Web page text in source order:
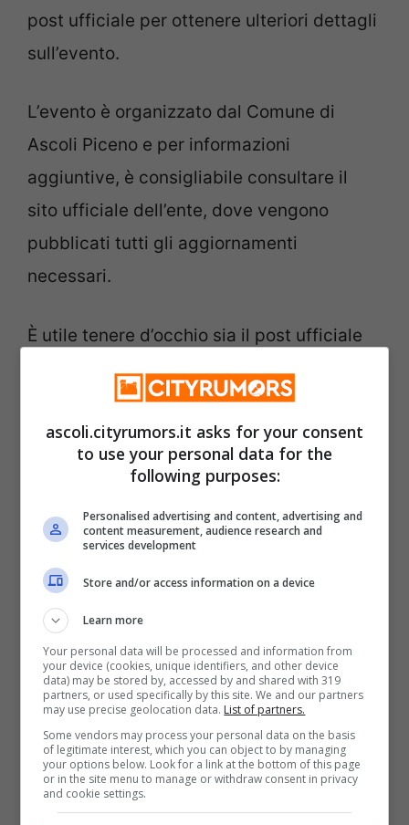
post ufficiale per ottenere ulteriori dettagli
sull’evento.
L’evento è organizzato dal Comune di
Ascoli Piceno e per informazioni
aggiuntive, è consigliabile consultare il
sito ufficiale dell’ente, dove vengono
pubblicati tutti gli aggiornamenti
necessari.
È utile tenere d’occhio sia il post ufficiale
modo da rimanere aggiornati su eventuali
notizie o modifiche al programma previsto.
San Benedetto del Tronto, ‘Tartufo
alla Rotonda di Porto d’Ascoli
San Benedetto del Tronto, bando
disabilità gravissima: domande entro il 31
agosto 2026
ascoli.cityrumors.it asks for your consent
to use your personal data for the
following purposes:
Personalised advertising and content, advertising and
content measurement, audience research and
services development
Store and/or access information on a device
Learn more
Your personal data will be processed and information from
your device (cookies, unique identifiers, and other device
data) may be stored by, accessed by and shared with 319
partners, or used specifically by this site. We and our partners
may use precise geolocation data. List of partners.
Some vendors may process your personal data on the basis
of legitimate interest, which you can object to by managing
your options below. Look for a link at the bottom of this page
or in the site menu to manage or withdraw consent in privacy
and cookie settings.